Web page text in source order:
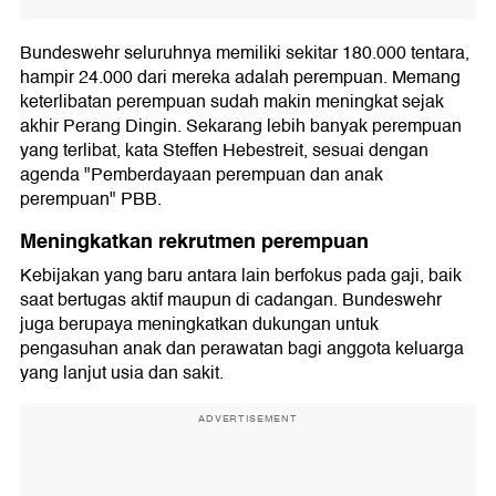
Bundeswehr seluruhnya memiliki sekitar 180.000 tentara,
hampir 24.000 dari mereka adalah perempuan. Memang
keterlibatan perempuan sudah makin meningkat sejak
akhir Perang Dingin. Sekarang lebih banyak perempuan
yang terlibat, kata Steffen Hebestreit, sesuai dengan
agenda "Pemberdayaan perempuan dan anak
perempuan" PBB.
Meningkatkan rekrutmen perempuan
Kebijakan yang baru antara lain berfokus pada gaji, baik
saat bertugas aktif maupun di cadangan. Bundeswehr
juga berupaya meningkatkan dukungan untuk
pengasuhan anak dan perawatan bagi anggota keluarga
yang lanjut usia dan sakit.
ADVERTISEMENT